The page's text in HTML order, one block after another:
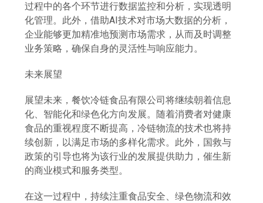
过程中的各个环节进行数据监控和分析，实现透明
化管理。此外，借助AI技术对市场大数据的分析，
企业能够更加精准地预测市场需求，从而及时调整
业务策略，确保自身的灵活性与响应能力。
未来展望
展望未来，餐饮冷链食品有限公司将继续朝着信息
化、智能化和绿色化方向发展。随着消费者对健康
食品的重视程度不断提高，冷链物流的技术也将持
续创新，以满足市场的多样化需求。此外，国救与
政策的引导也将为该行业的发展提供助力，催生新
的商业模式和服务类型。
在这一过程中，持续注重食品安全、绿色物流和效